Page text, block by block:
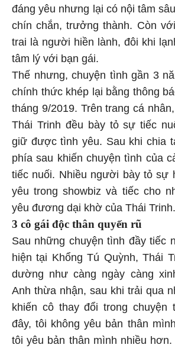
đáng yêu nhưng lại có nội tâm
chín chắn, trưởng thành. Còn
trai là người hiền lành, đôi khi
tâm lý với bạn gái.
Thế nhưng, chuyện tình gần 3
chính thức khép lại bằng thông
tháng 9/2019. Trên trang cá
Thái Trinh đều bày tỏ sự tiếc
giữ được tình yêu. Sau khi chia
phía sau khiến chuyện tình của
tiếc nuối. Nhiều người bày tỏ sự
yêu trong showbiz và tiếc cho
yêu đương dại khờ của Thái Trinh.
3 cô gái độc thân quyến rũ
Sau những chuyện tình đầy tiếc
hiện tại Khổng Tú Quỳnh, Thái
dường như càng ngày càng
Anh thừa nhận, sau khi trải qua
khiến cô thay đổi trong chuyện
đây, tôi không yêu bản thân
tôi yêu bản thân mình nhiều